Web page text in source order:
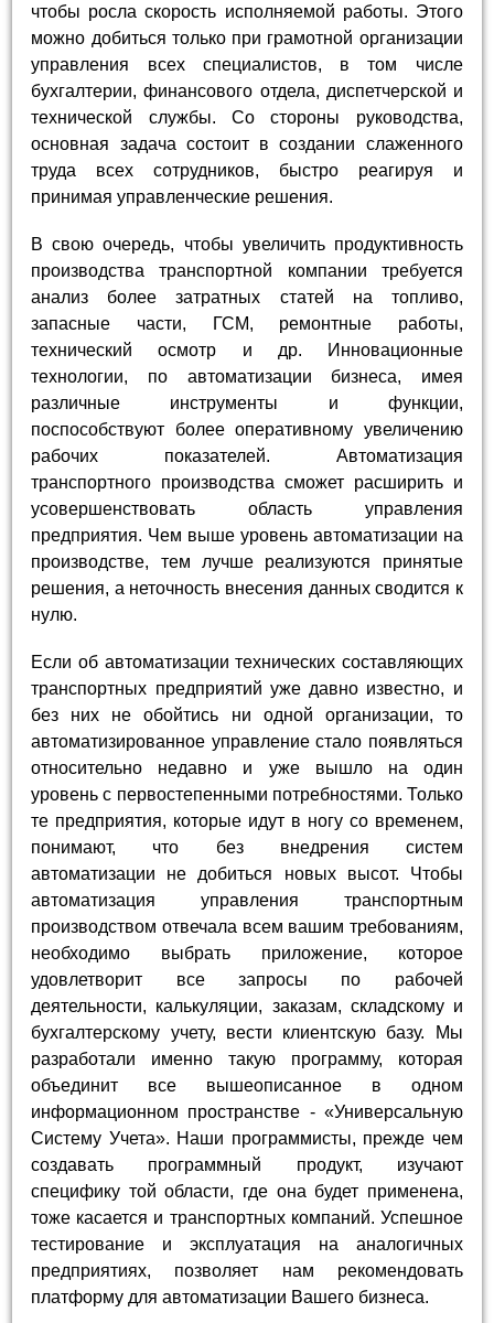
чтобы росла скорость исполняемой работы. Этого
можно добиться только при грамотной организации
управления всех специалистов, в том числе
бухгалтерии, финансового отдела, диспетчерской и
технической службы. Со стороны руководства,
основная задача состоит в создании слаженного
труда всех сотрудников, быстро реагируя и
принимая управленческие решения.
В свою очередь, чтобы увеличить продуктивность
производства транспортной компании требуется
анализ более затратных статей на топливо,
запасные части, ГСМ, ремонтные работы,
технический осмотр и др. Инновационные
технологии, по автоматизации бизнеса, имея
различные инструменты и функции,
поспособствуют более оперативному увеличению
рабочих показателей. Автоматизация
транспортного производства сможет расширить и
усовершенствовать область управления
предприятия. Чем выше уровень автоматизации на
производстве, тем лучше реализуются принятые
решения, а неточность внесения данных сводится к
нулю.
Если об автоматизации технических составляющих
транспортных предприятий уже давно известно, и
без них не обойтись ни одной организации, то
автоматизированное управление стало появляться
относительно недавно и уже вышло на один
уровень с первостепенными потребностями. Только
те предприятия, которые идут в ногу со временем,
понимают, что без внедрения систем
автоматизации не добиться новых высот. Чтобы
автоматизация управления транспортным
производством отвечала всем вашим требованиям,
необходимо выбрать приложение, которое
удовлетворит все запросы по рабочей
деятельности, калькуляции, заказам, складскому и
бухгалтерскому учету, вести клиентскую базу. Мы
разработали именно такую программу, которая
объединит все вышеописанное в одном
информационном пространстве - «Универсальную
Систему Учета». Наши программисты, прежде чем
создавать программный продукт, изучают
специфику той области, где она будет применена,
тоже касается и транспортных компаний. Успешное
тестирование и эксплуатация на аналогичных
предприятиях, позволяет нам рекомендовать
платформу для автоматизации Вашего бизнеса.